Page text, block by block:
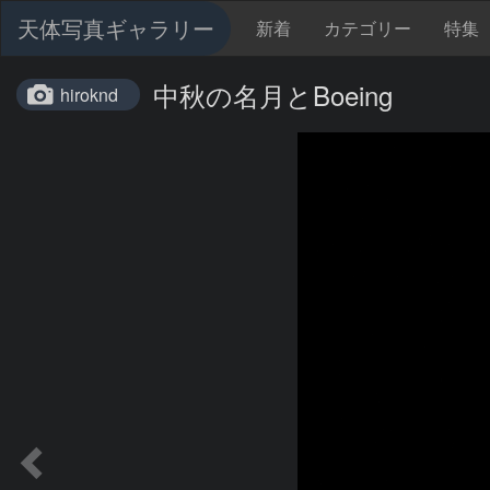
天体写真ギャラリー 新着 カテゴリー 特集
hiroknd 中秋の名月とBoeing